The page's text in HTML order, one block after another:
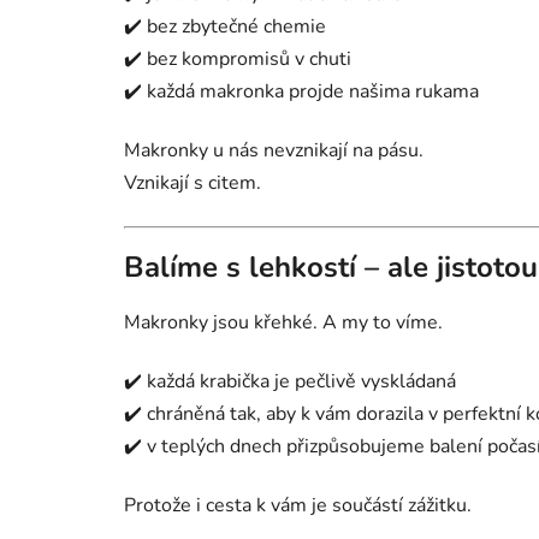
✔️ bez zbytečné chemie
✔️ bez kompromisů v chuti
✔️ každá makronka projde našima rukama
Makronky u nás nevznikají na pásu.
Vznikají s citem.
Balíme s lehkostí – ale jistotou
Makronky jsou křehké. A my to víme.
✔️ každá krabička je pečlivě vyskládaná
✔️ chráněná tak, aby k vám dorazila v perfektní
✔️ v teplých dnech přizpůsobujeme balení
Protože i cesta k vám je součástí zážitku.